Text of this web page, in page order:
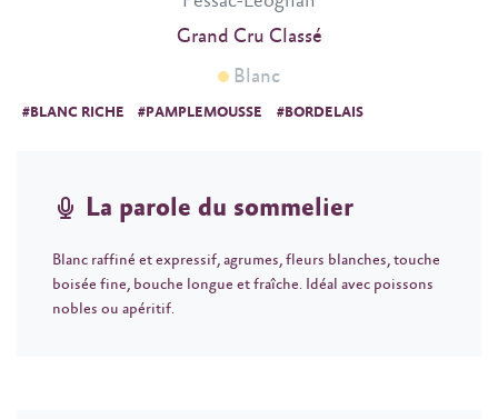
Grand Cru Classé
Blanc
#BLANC RICHE #PAMPLEMOUSSE #BORDELAIS
La parole du sommelier
Blanc raffiné et expressif, agrumes, fleurs blanches, touche
boisée fine, bouche longue et fraîche. Idéal avec poissons
nobles ou apéritif.